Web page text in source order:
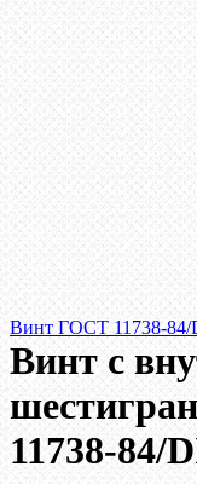
Винт ГОСТ 11738-84/
Винт c
11738-84/